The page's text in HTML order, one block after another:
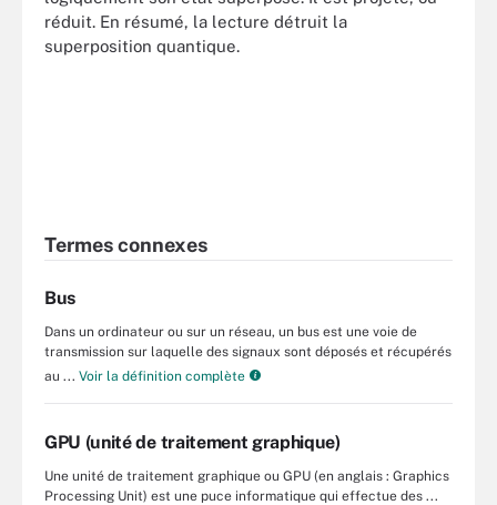
réduit. En résumé, la lecture détruit la
superposition quantique.
Termes connexes
Bus
Dans un ordinateur ou sur un réseau, un bus est une voie de
transmission sur laquelle des signaux sont déposés et récupérés
au ... Voir la définition complète
GPU (unité de traitement graphique)
Une unité de traitement graphique ou GPU (en anglais : Graphics
Processing Unit) est une puce informatique qui effectue des ...